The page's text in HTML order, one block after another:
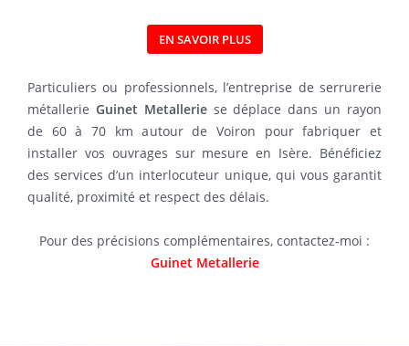
EN SAVOIR PLUS
Particuliers ou professionnels, l’entreprise de serrurerie
métallerie Guinet Metalleriese déplace dans un rayon
de 60 à 70 km autour de Voiron pour fabriquer et
installer vos ouvrages sur mesure en Isère. Bénéficiez
des services d’un interlocuteur unique, qui vous garantit
qualité, proximité et respect des délais.
Pour des précisions complémentaires, contactez-moi :
Guinet Metallerie